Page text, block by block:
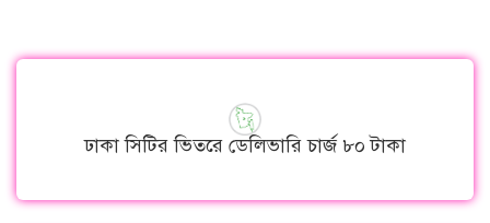
ঢাকা সিটির ভিতরে ডেলিভারি চার্জ ৮০ টাকা